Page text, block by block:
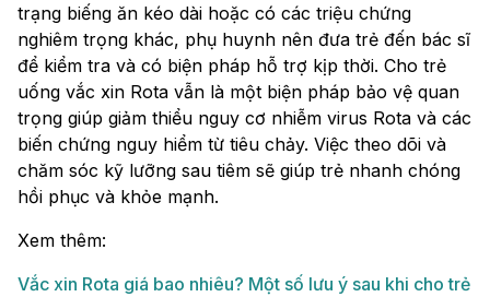
trạng biếng ăn kéo dài hoặc có các triệu chứng
nghiêm trọng khác, phụ huynh nên đưa trẻ đến bác sĩ
để kiểm tra và có biện pháp hỗ trợ kịp thời. Cho trẻ
uống vắc xin Rota vẫn là một biện pháp bảo vệ quan
trọng giúp giảm thiểu nguy cơ nhiễm virus Rota và các
biến chứng nguy hiểm từ tiêu chảy. Việc theo dõi và
chăm sóc kỹ lưỡng sau tiêm sẽ giúp trẻ nhanh chóng
hồi phục và khỏe mạnh.
Xem thêm:
Vắc xin Rota giá bao nhiêu? Một số lưu ý sau khi cho trẻ